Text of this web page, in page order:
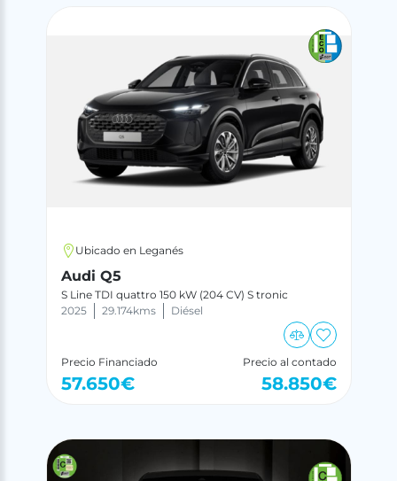
Ubicado en Leganés
Audi Q5
S Line TDI quattro 150 kW (204 CV) S tronic
2025
29.174kms Diésel
Precio Financiado
57.650€
Precio al contado
58.850€